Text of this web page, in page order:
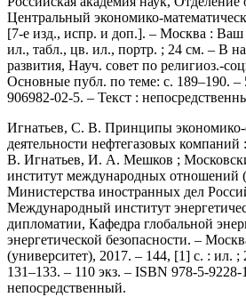
Центральный экономико-
[7-е изд., испр. и доп.]. – Москва : Ваш
ил., табл., цв. ил., портр. ; 24 см. – В
развития, Науч. совет по религиоз.-
Основные публ. по теме: с. 189–190. –
906982-02-5. – Текст :
Игнатьев, С. В. Принципы
деятельности нефтегазовых
В. Игнатьев, И. А. Мешков ;
институт международных отношений
Министерства иностранных дел
Международный институт
дипломатии, Кафедра глобальной
энергетической безопасности. –
(университет), 2017. – 144, [1] с. : ил. ;
131–133. – 110 экз. – ISBN 978-5-9228-
непосредственный.